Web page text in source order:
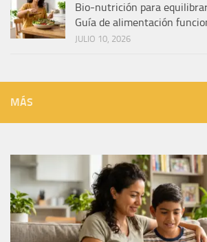
Bio-nutrición para
Guía de alimentación
JULIO 10, 2026
MÁS